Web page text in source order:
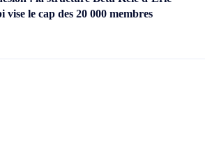
le cap des 20 000 membres